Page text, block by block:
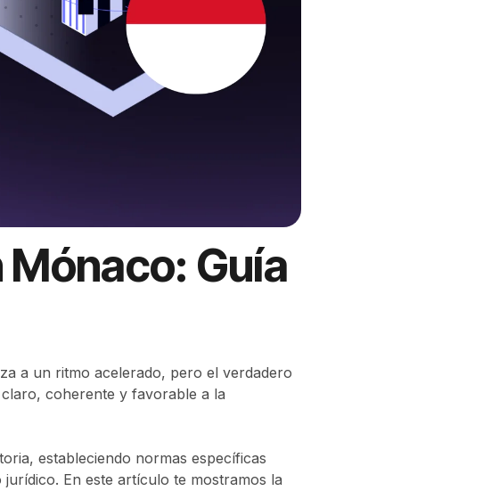
Guía
a un ritmo acelerado, pero el verdadero
coherente y favorable a la
estableciendo normas específicas
En este artículo te mostramos la